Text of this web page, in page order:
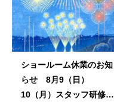
ショールーム休業のお知
らせ 8月9（日）
10（月）スタッフ研修の